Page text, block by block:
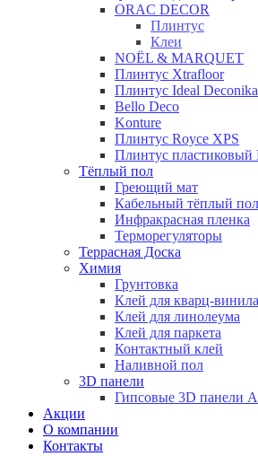
ORAC DECOR
Плинтус
Клеи
NOЁL & MARQUET
Плинтус Xtrafloor
Плинтус Ideal Deconika
Bello Deco
Konture
Плинтус Royce XPS
Плинтус пластиковый
Тёплый пол
Греющий мат
Кабельный тёплый пол
Инфракрасная пленка
Терморегуляторы
Террасная Доска
Химия
Грунтовка
Клей для кварц-винила
Клей для линолеума
Клей для паркета
Контактный клей
Наливной пол
3D панели
Гипсовые 3D панели
Акции
О компании
Контакты